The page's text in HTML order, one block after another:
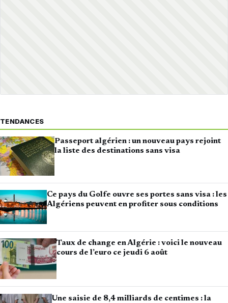
TENDANCES
Passeport algérien : un nouveau pays rejoint
la liste des destinations sans visa
Ce pays du Golfe ouvre ses portes sans visa : les
Algériens peuvent en profiter sous conditions
Taux de change en Algérie : voici le nouveau
cours de l’euro ce jeudi 6 août
Une saisie de 8,4 milliards de centimes : la